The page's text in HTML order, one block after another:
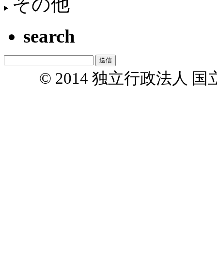
その他
search
© 2014 独立行政法人 国